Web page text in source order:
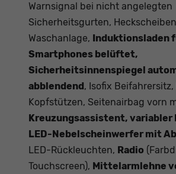
Warnsignal bei nicht angelegten
Sicherheitsgurten,
Waschanlage, Induktionsladen
Smartphones belüftet,
Sicherheitsinnenspiegel
abblendend , Isofix Beifahrersitz,
Kopfstützen, Seitenairbag vorn
Kreuzungsassistent, variabler
LED-Nebelscheinwerfer mit
LED-Rückleuchten, Radio
Touchscreen), Mittelarmlehne